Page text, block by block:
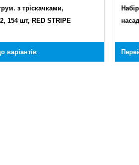
з тріскачками,
154 шт, RED STRIPE
варіантів